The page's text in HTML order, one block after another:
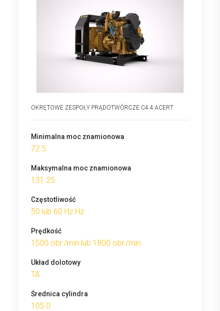
OKRĘTOWE ZESPOŁY PRĄDOTWÓRCZE C4.4 ACERT
Minimalna moc znamionowa
72.5
Maksymalna moc znamionowa
131.25
Częstotliwość
50 lub 60 Hz Hz
Prędkość
1500 obr./min lub 1800 obr./min
Układ dolotowy
TA
Średnica cylindra
105.0